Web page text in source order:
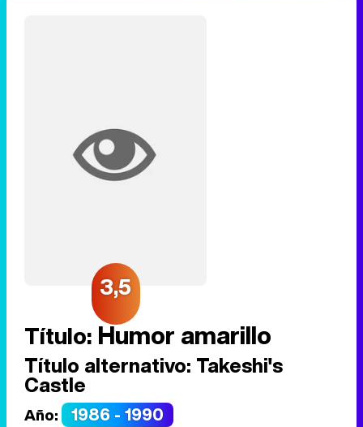
3,5
Título: Humor amarillo
Título alternativo: Takeshi's
Castle
Año: 1986 - 1990